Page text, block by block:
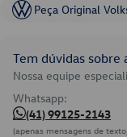
Peça Original
Tem dúvidas
Nossa equipe
Whatsapp:
(41) 99125-2143
(apenas mensagens de